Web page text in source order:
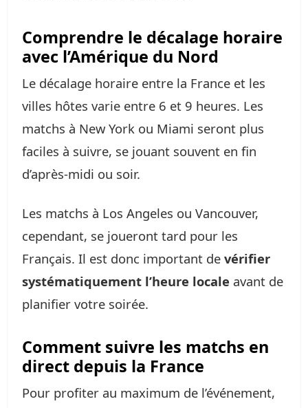
Comprendre le décalage horaire
avec l’Amérique du Nord
Le décalage horaire entre la France et les
villes hôtes varie entre 6 et 9 heures. Les
matchs à New York ou Miami seront plus
faciles à suivre, se jouant souvent en fin
d’après-midi ou soir.
Les matchs à Los Angeles ou Vancouver,
cependant, se joueront tard pour les
Français. Il est donc important de vérifier
systématiquement l’heure locale avant de
planifier votre soirée.
Comment suivre les matchs en
direct depuis la France
Pour profiter au maximum de l’événement,